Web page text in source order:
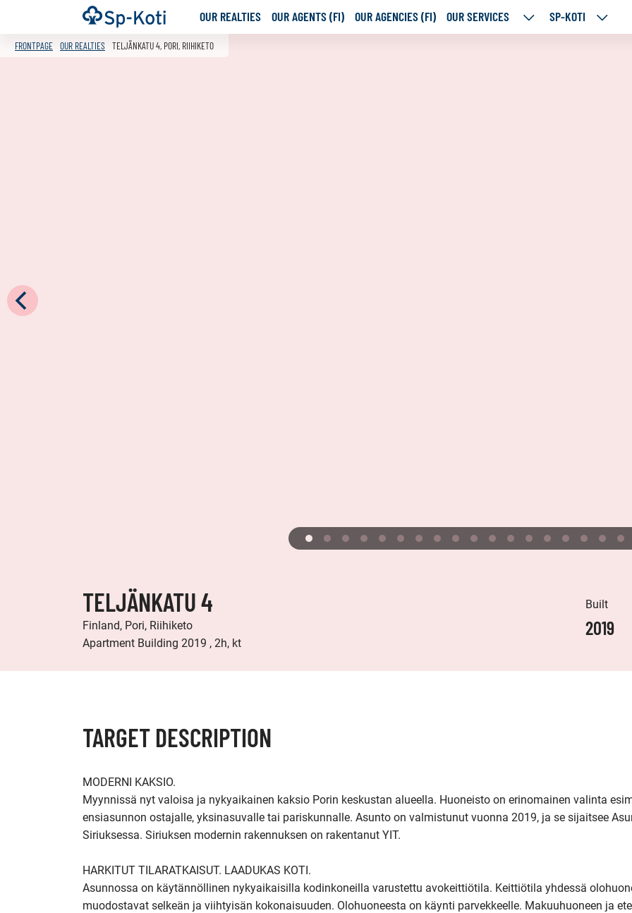
Go
to
content
Frontpage OUR REALTIES OUR AGENTS (FI) OUR AGENCIES (FI) OUR SERVICES
OUR
SP-KOTI
SP-
FRONTPAGE OUR REALTIES TELJÄNKATU 4, PORI, RIIHIKETO
TELJÄNKATU 4
Finland, Pori, Riihiketo
Apartment Building 2019 , 2h, kt
Built
2019
TARGET DESCRIPTION
MODERNI KAKSIO.
Myynnissä nyt valoisa ja nykyaikainen kaksio Porin keskustan alueella. Huoneisto on erinomainen valinta
ensiasunnon ostajalle, yksinasuvalle tai pariskunnalle. Asunto on valmistunut vuonna 2019, ja se sijaitsee
Siriuksessa. Siriuksen modernin rakennuksen on rakentanut YIT.
HARKITUT TILARATKAISUT. LAADUKAS KOTI.
Asunnossa on käytännöllinen nykyaikaisilla kodinkoneilla varustettu avokeittiötila. Keittiötila yhdessä
muodostavat selkeän ja viihtyisän kokonaisuuden. Olohuoneesta on käynti parvekkeelle. Makuuhuoneen ja